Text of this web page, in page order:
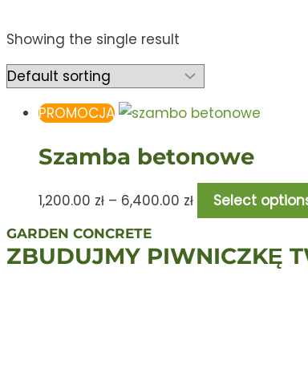
Showing the single result
PROMOCJA
Szamba betonowe
1,200.00 zł – 6,400.00 zł Select
GARDEN CONCRETE
ZBUDUJMY PIWNICZKĘ